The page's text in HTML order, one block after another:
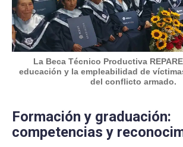
La Beca Técnico Productiva
educación y la empleabilidad de
del conflicto armado.
Formación y graduación:
competencias y